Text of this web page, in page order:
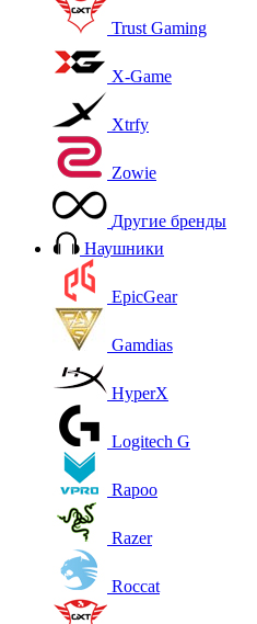
Trust Gaming
X-Game
Xtrfy
Zowie
Другие бренды
Наушники
EpicGear
Gamdias
HyperX
Logitech G
Rapoo
Razer
Roccat